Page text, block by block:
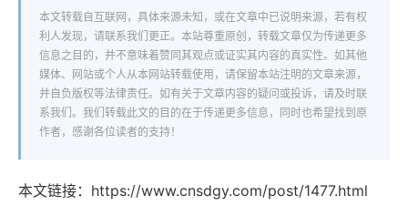
本文转载自互联网，具体来源未知，或在文章中已说明来源，若有权
利人发现，请联系我们更正。本站尊重原创，转载文章仅为传递更多
信息之目的，并不意味着赞同其观点或证实其内容的真实性。如其他
媒体、网站或个人从本网站转载使用，请保留本站注明的文章来源，
并自负版权等法律责任。如有关于文章内容的疑问或投诉，请及时联
系我们。我们转载此文的目的在于传递更多信息，同时也希望找到原
作者，感谢各位读者的支持！
本文链接： https://www.cnsdgy.com/post/1477.html